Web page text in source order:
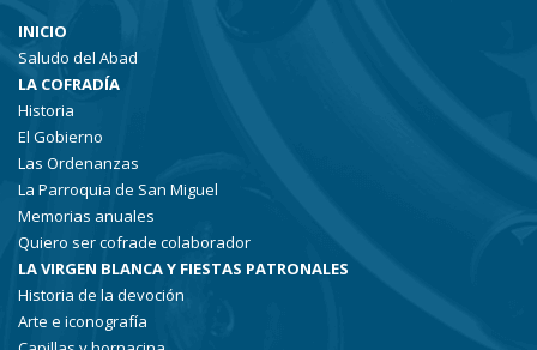
INICIO
Saludo del Abad
LA COFRADÍA
Historia
El Gobierno
Las Ordenanzas
La Parroquia de San Miguel
Memorias anuales
Quiero ser cofrade colaborador
LA VIRGEN BLANCA Y FIESTAS PATRONALES
Historia de la devoción
Arte e iconografía